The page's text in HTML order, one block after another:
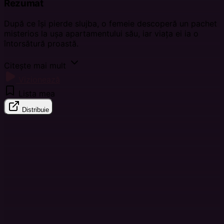
Rezumat
După ce își pierde slujba, o femeie descoperă un pachet
misterios la ușa apartamentului său, iar viața ei ia o
întorsătură proastă.
Citește mai mult
Lista mea
Distribuie